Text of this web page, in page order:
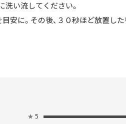
い流してください。
に。その後、３０秒ほど放置した
★ 5